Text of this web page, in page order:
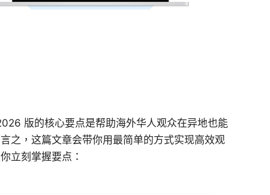
版的核心要点是帮助海外华人观众在异地也能
之，这篇文章会带你用最简单的方式实现高效观
立刻掌握要点：